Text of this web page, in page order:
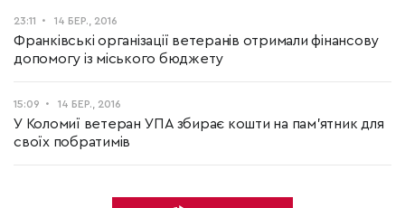
23:11 14 БЕР., 2016
Франківські організації ветеранів отримали фінансову
допомогу із міського бюджету
15:09 14 БЕР., 2016
У Коломиї ветеран УПА збирає кошти на пам'ятник для
своїх побратимів